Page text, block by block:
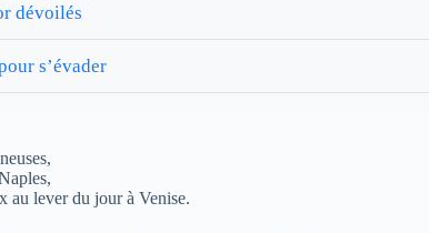
dévoilés
s’évader
au lever du jour à Venise.